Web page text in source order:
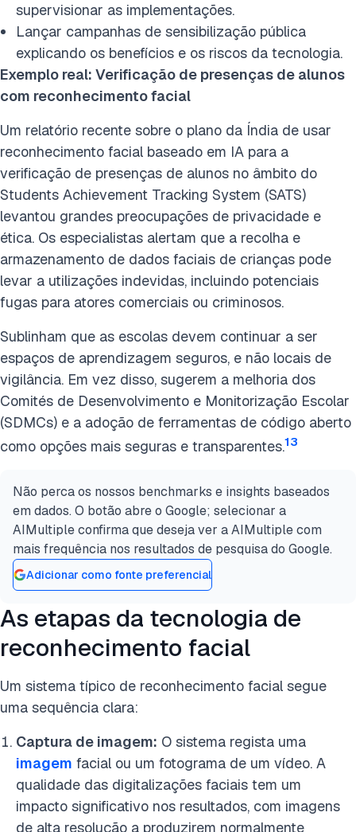
supervisionar as implementações.
Lançar campanhas de sensibilização pública
explicando os benefícios e os riscos da tecnologia.
Exemplo real: Verificação de presenças de alunos
com reconhecimento facial
Um relatório recente sobre o plano da Índia de usar
reconhecimento facial baseado em IA para a
verificação de presenças de alunos no âmbito do
Students Achievement Tracking System (SATS)
levantou grandes preocupações de privacidade e
ética. Os especialistas alertam que a recolha e
armazenamento de dados faciais de crianças pode
levar a utilizações indevidas, incluindo potenciais
fugas para atores comerciais ou criminosos.
Sublinham que as escolas devem continuar a ser
espaços de aprendizagem seguros, e não locais de
vigilância. Em vez disso, sugerem a melhoria dos
Comités de Desenvolvimento e Monitorização Escolar
(SDMCs) e a adoção de ferramentas de código aberto
como opções mais seguras e transparentes.13
Não perca os nossos benchmarks e insights baseados
em dados. O botão abre o Google; selecionar a
AIMultiple confirma que deseja ver a AIMultiple com
mais frequência nos resultados de pesquisa do Google.
Adicionar como fonte preferencial
As etapas da tecnologia de
reconhecimento facial
Um sistema típico de reconhecimento facial segue
uma sequência clara:
Captura de imagem: O sistema regista uma
imagem facial ou um fotograma de um vídeo. A
qualidade das digitalizações faciais tem um
impacto significativo nos resultados, com imagens
de alta resolução a produzirem normalmente